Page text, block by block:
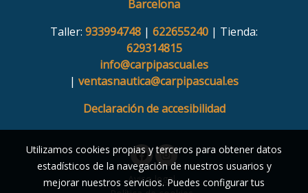
Barcelona
Taller: 933994748 | 622655240 | Tienda:
629314815
info@carpipascual.es
| ventasnautica@carpipascual.es
Declaración de accesibilidad
Aviso legal
Utilizamos cookies propias y terceros para obtener datos
estadísticos de la navegación de nuestros usuarios y
mejorar nuestros servicios. Puedes configurar tus